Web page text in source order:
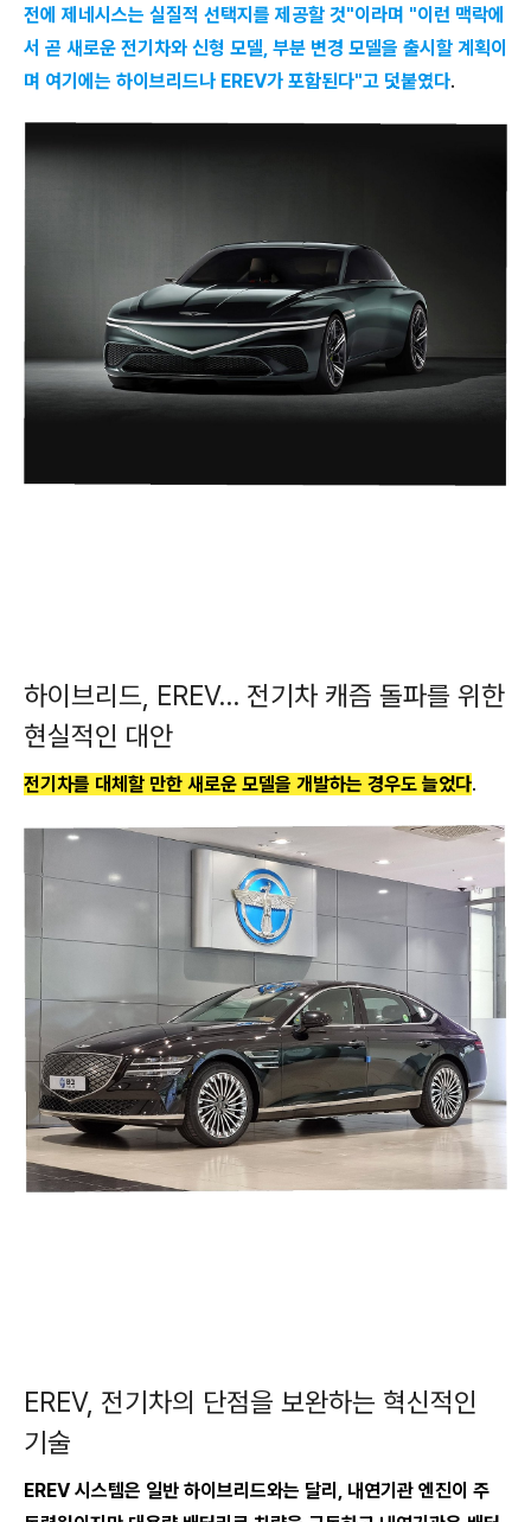
전에 제네시스는 실질적 선택지를 제공할 것"이라며 "이런 맥락에
서 곧 새로운 전기차와 신형 모델, 부분 변경 모델을 출시할 계획이
며 여기에는 하이브리드나 EREV가 포함된다"고 덧붙였다.
하이브리드, EREV… 전기차 캐즘 돌파를 위한
현실적인 대안
전기차를 대체할 만한 새로운 모델을 개발하는 경우도 늘었다.
EREV, 전기차의 단점을 보완하는 혁신적인
기술
EREV 시스템은 일반 하이브리드와는 달리, 내연기관 엔진이 주